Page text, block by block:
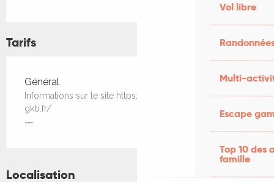
Vol libre
Multi-
Escape
Top 10 des
famille
Tarifs
Tarifs 2026
Général
Informations sur le site https://www.xn--accordon-albas-
gkb.fr/
—
Localisation